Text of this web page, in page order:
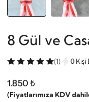
8 Gül ve
(1) 0 Kişi
1.850 ₺
(Fiyatlarımıza KDV